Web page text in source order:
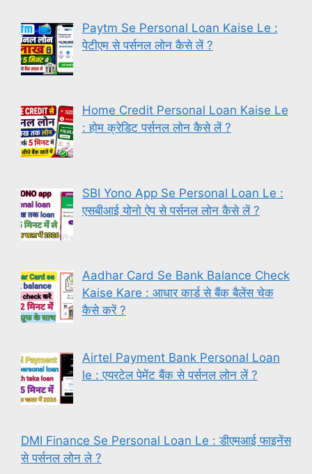
Paytm Se Personal Loan Kaise Le :
पेटीएम से पर्सनल लोन कैसे लें ?
Home Credit Personal Loan Kaise Le
: होम क्रेडिट पर्सनल लोन कैसे लें ?
SBI Yono App Se Personal Loan Le :
एसबीआई योनो ऐप से पर्सनल लोन कैसे लें ?
Aadhar Card Se Bank Balance Check
Kaise Kare : आधार कार्ड से बैंक बैलेंस चेक
कैसे करें ?
Airtel Payment Bank Personal Loan
le : एयरटेल पेमेंट बैंक से पर्सनल लोन लें ?
DMI Finance Se Personal Loan Le : डीएमआई फाइनेंस
से पर्सनल लोन ले ?